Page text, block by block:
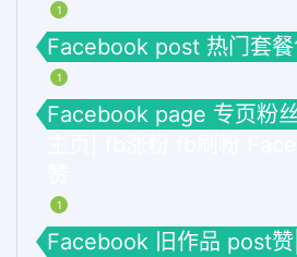
1
Facebook post 热门套
1
Facebook page 专页粉
1
Facebook 旧作品 post